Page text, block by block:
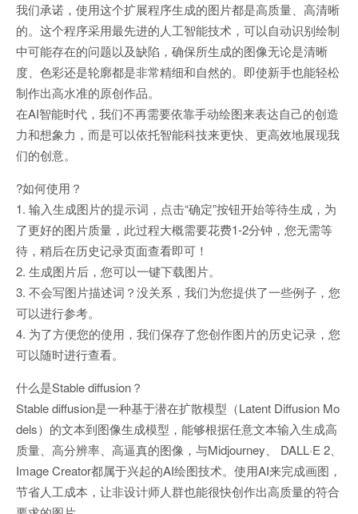
我们承诺，使用这个扩展程序生成的图片都是高质量、高清晰
的。这个程序采用最先进的人工智能技术，可以自动识别绘制
中可能存在的问题以及缺陷，确保所生成的图像无论是清晰
度、色彩还是轮廓都是非常精细和自然的。即使新手也能轻松
制作出高水准的原创作品。
在AI智能时代，我们不再需要依靠手动绘图来表达自己的创造
力和想象力，而是可以依托智能科技来更快、更高效地展现我
们的创意。
?如何使用？
1. 输入生成图片的提示词，点击“确定”按钮开始等待生成，为
了更好的图片质量，此过程大概需要花费1-2分钟，您无需等
待，稍后在历史记录页面查看即可！
2. 生成图片后，您可以一键下载图片。
3. 不会写图片描述词？没关系，我们为您提供了一些例子，您
可以进行参考。
4. 为了方便您的使用，我们保存了您创作图片的历史记录，您
可以随时进行查看。
什么是Stable diffusion？
Stable diffusion是一种基于潜在扩散模型（Latent Diffusion Mo
dels）的文本到图像生成模型，能够根据任意文本输入生成高
质量、高分辨率、高逼真的图像，与Midjourney、 DALL·E 2、
Image Creator都属于兴起的AI绘图技术。使用AI来完成画图，
节省人工成本，让非设计师人群也能很快创作出高质量的符合